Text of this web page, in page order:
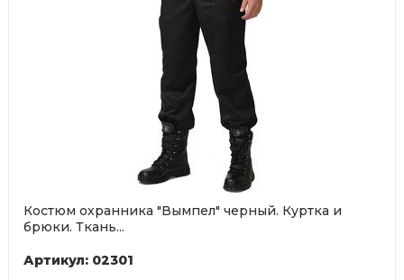
Костюм охранника "Вымпел" черный. Куртка и
брюки. Ткань...
Артикул: 02301